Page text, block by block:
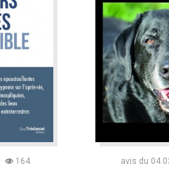
164 avis du